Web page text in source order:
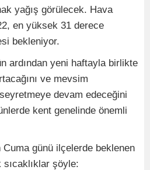
yağış görülecek. Hava
en yüksek 31 derece
bekleniyor.
ardından yeni haftayla birlikte
ve mevsim
devam edeceğini
kent genelinde önemli
günü ilçelerde beklenen
şöyle: